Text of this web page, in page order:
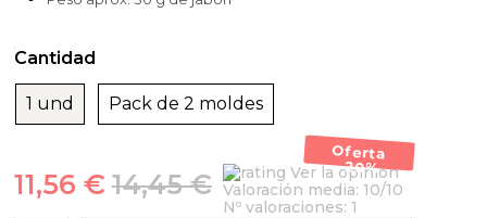
Cantidad
1 und Pack de 2 moldes
Oferta
-20%
14,45 €
11,56 €
Ver la opinión
Valoración media: 10/10
Nº valoraciones: 1